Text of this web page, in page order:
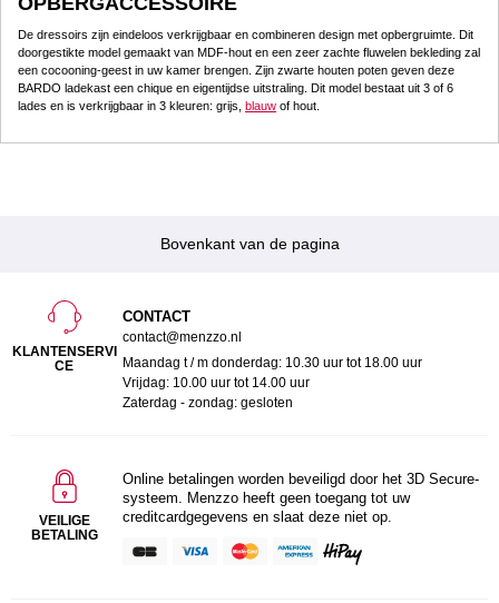
De dressoirs zijn eindeloos verkrijgbaar en combineren design met opbergruimte. Dit
doorgestikte model gemaakt van MDF-hout en een zeer zachte fluwelen bekleding zal
een cocooning-geest in uw kamer brengen. Zijn zwarte houten poten geven deze
BARDO ladekast een chique en eigentijdse uitstraling. Dit model bestaat uit 3 of 6
lades en is verkrijgbaar in 3 kleuren: grijs, blauw of hout.
Bovenkant van de pagina
KLANTENSERVI
CE
CONTACT
contact@menzzo.nl
Maandag t / m donderdag: 10.30 uur tot 18.00 uur
Vrijdag: 10.00 uur tot 14.00 uur
Zaterdag - zondag: gesloten
VEILIGE
BETALING
Online betalingen worden beveiligd door het 3D Secure-
systeem. Menzzo heeft geen toegang tot uw
creditcardgegevens en slaat deze niet op.